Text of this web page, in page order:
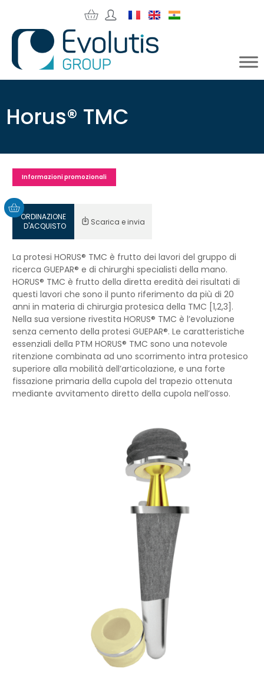
Horus® TMC
Informazioni promozionali
ORDINAZIONE
D'ACQUISTO
Scarica e invia
La protesi HORUS® TMC è frutto dei lavori del gruppo di
ricerca GUEPAR® e di chirurghi specialisti della mano.
HORUS® TMC è frutto della diretta eredità dei risultati di
questi lavori che sono il punto riferimento da più di 20
anni in materia di chirurgia protesica della TMC [1,2,3].
Nella sua versione rivestita HORUS® TMC è l’evoluzione
senza cemento della protesi GUEPAR®. Le caratteristiche
essenziali della PTM HORUS® TMC sono una notevole
ritenzione combinata ad uno scorrimento intra protesico
superiore alla mobilità dell’articolazione, e una forte
fissazione primaria della cupola del trapezio ottenuta
mediante avvitamento diretto della cupola nell’osso.